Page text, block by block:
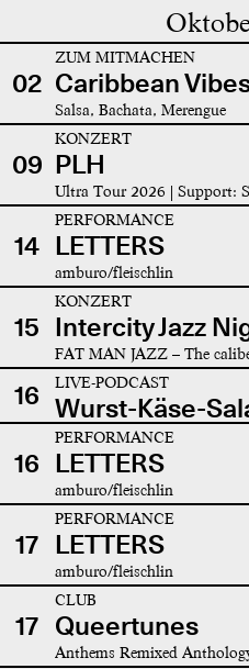
02
ZUM MITMACHEN
Caribbean
Salsa, Bachata, Merengue
09
KONZERT
PLH
Ultra Tour 2026 | Support:
14
PERFORMANCE
LETTERS
amburo/fleischlin
15
KONZERT
Intercity Jazz
FAT MAN JAZZ – The
16 LIVE-PODCAST
Wurst-Käse-
16
PERFORMANCE
LETTERS
amburo/fleischlin
17
PERFORMANCE
LETTERS
amburo/fleischlin
17
CLUB
Queertunes
Anthems Remixed